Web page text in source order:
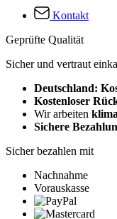
Kontakt
Geprüfte Qualität
Sicher und vertraut
Deutschland:
Kostenloser
Wir arbeiten
Sichere
Sicher bezahlen mit
Nachnahme
Vorauskasse